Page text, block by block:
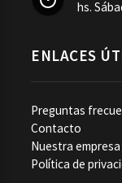
hs.
ENLACES
Preguntas
Contacto
Nuestra empresa
Política de